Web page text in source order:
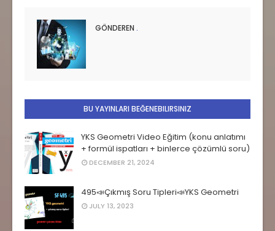
GÖNDEREN .
BU YAYINLARI BEĞENEBILIRSINIZ
YKS Geometri Video Eğitim (konu anlatımı
+ formül ispatları + binlerce çözümlü soru)
DECEMBER 21, 2024
495📣Çıkmış Soru Tipleri📣YKS Geometri
JULY 13, 2023